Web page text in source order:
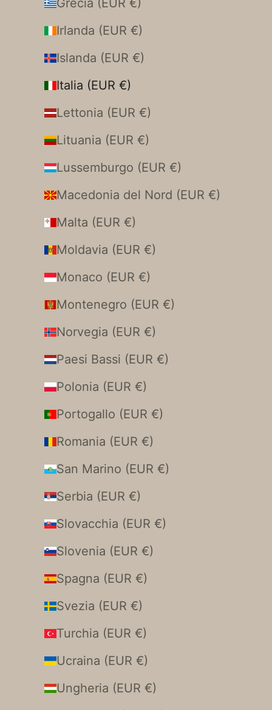
Grecia (EUR €)
Irlanda (EUR €)
Islanda (EUR €)
Italia (EUR €)
Lettonia (EUR €)
Lituania (EUR €)
Lussemburgo (EUR €)
Macedonia del Nord (EUR €)
Malta (EUR €)
Moldavia (EUR €)
Monaco (EUR €)
Montenegro (EUR €)
Norvegia (EUR €)
Paesi Bassi (EUR €)
Polonia (EUR €)
Portogallo (EUR €)
Romania (EUR €)
San Marino (EUR €)
Serbia (EUR €)
Slovacchia (EUR €)
Slovenia (EUR €)
Spagna (EUR €)
Svezia (EUR €)
Turchia (EUR €)
Ucraina (EUR €)
Ungheria (EUR €)